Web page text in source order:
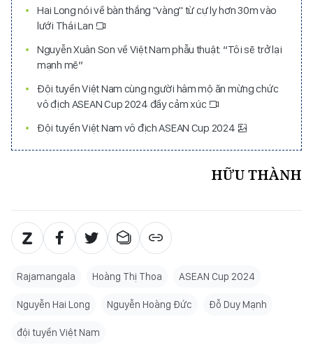
Hai Long nói về bàn thắng "vàng" từ cự ly hơn 30m vào
lưới Thái Lan
Nguyễn Xuân Son về Việt Nam phẫu thuật: “Tôi sẽ trở lại
mạnh mẽ”
Đội tuyển Việt Nam cùng người hâm mộ ăn mừng chức
vô địch ASEAN Cup 2024 đầy cảm xúc
Đội tuyển Việt Nam vô địch ASEAN Cup 2024
HỮU THÀNH
Rajamangala Hoàng Thị Thoa ASEAN Cup 2024
Nguyễn Hai Long Nguyễn Hoàng Đức Đỗ Duy Mạnh
đội tuyển Việt Nam